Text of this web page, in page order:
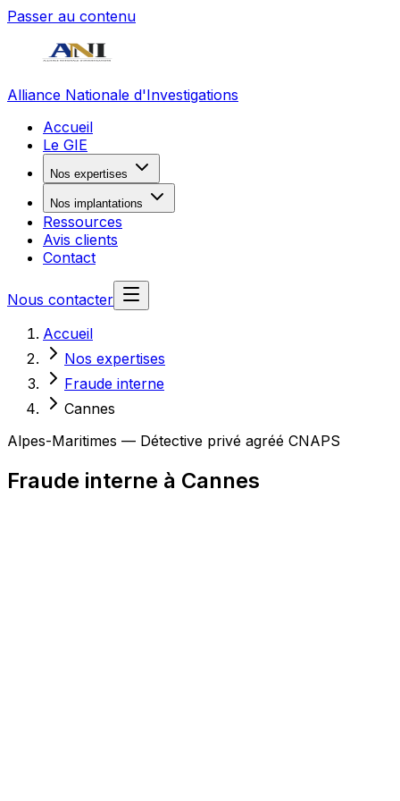
Passer au contenu
Alliance Nationale d'Investigations
Accueil
Le GIE
Nos expertises
Nos implantations
Ressources
Avis clients
Contact
Nous contacter
Accueil
Nos expertises
Fraude interne
Cannes
Alpes-Maritimes — Détective privé agréé CNAPS
Fraude interne à Cannes